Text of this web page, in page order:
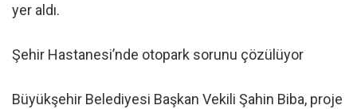
yer aldı.
Şehir Hastanesi’nde otopark sorunu çözülüyor
Büyükşehir Belediyesi Başkan Vekili Şahin Biba, proje